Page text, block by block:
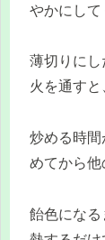
やかにして
薄切りにし
火を通すと
炒める時
めてから他
飴色にな